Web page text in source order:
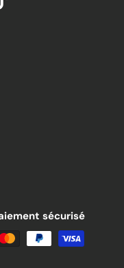
TikTok
sécurisé